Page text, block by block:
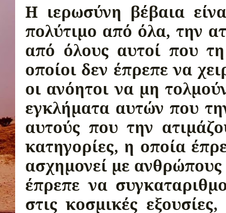
Η ιερωσύνη βέβαια
πολύτιμο από όλα, την
από όλους αυτοί που
οποίοι δεν έπρεπε να
οι ανόητοι να μη
εγκλήματα αυτών που
αυτούς που την
κατηγο­ρίες, η οποία
ασχημονεί με ανθρώπους
έπρεπε να
στις κοσμικές